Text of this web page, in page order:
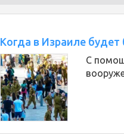
Когда в Израиле будет
С